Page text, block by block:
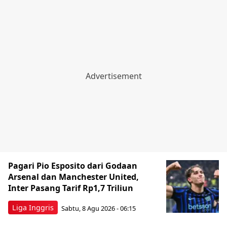
Liga Inggris
Pagari Pio Esposito dari Godaan
Arsenal dan Manchester United,
Inter Pasang Tarif Rp1,7 Triliun
Sabtu, 8 Agu 2026 - 06:15